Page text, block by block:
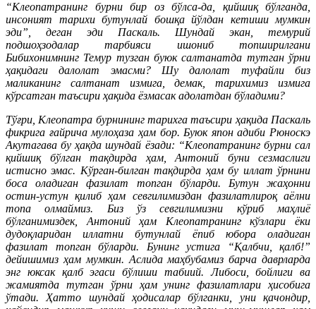
“Клеопатранинг бурни бир оз бўлса-да, қийшиқ бўлганда,
инсоният тарихи бутунлай бошқа йўлдан кетиши мумкин
эди”, деган эди Паскаль. Шундай экан, темурий
подшоҳзодалар тарбияси ишониб топширилгани
Бибихонимнинг Темур тузган буюк салтанатда тутган ўрни
ҳақидаги далолат эмасми? Шу далолат туфайли биз
маликанинг салтанат измига, демак, тарихимиз измига
кўрсатган таъсири ҳақида ёзмасак адолатдан бўладими?
Тўғри, Клеопатра бурнининг тарихга таъсири ҳақида Паскаль
фикрига ғайрича мулоҳаза ҳам бор. Буюк япон адиби Рюноскэ
Акутагава бу ҳақда шундай ёзади: “Клеопатранинг бурни сал
қийшиқ бўлган тақдирда ҳам, Антоний буни сезмаслиги
истисно эмас. Кўрган-билган тақдирда ҳам бу иллат ўрнини
боса оладиган фазилат топган бўларди. Бутун жаҳонни
остин-устун қилиб ҳам севгилимиздан фазилатлироқ аёлни
топа олмаймиз. Биз ўз севгилимизни кўриб маҳлиё
бўлганимиздек, Антоний ҳам Клеопатранинг кўзлари ёки
дудоқларидан иллатни бутунлай ёпиб юбора оладиган
фазилат топган бўларди. Бунинг устига “Қалбчи, қалб!”
дейишимиз ҳам мумкин. Аслида маҳбубамиз барча даврларда
энг юксак қалб эгаси бўлиши табиий. Либоси, бойлиги ва
жамиятда тутган ўрни ҳам унинг фазилатлари ҳисобига
ўтади. Ҳатто шундай ҳодисалар бўлганки, уни қачондир,